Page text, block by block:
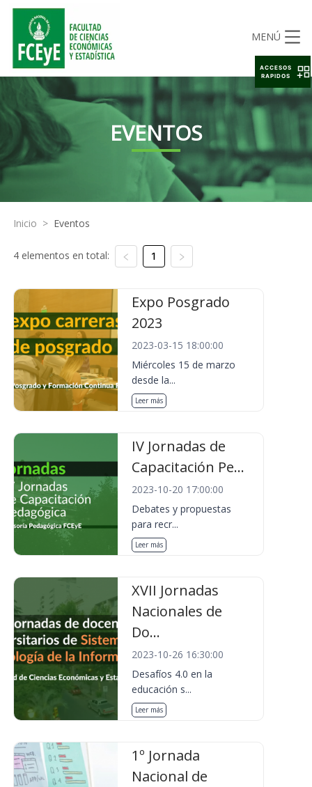
MENÚ
EVENTOS
Inicio > Eventos
4 elementos en total: 1
Expo Posgrado
2023
2023-03-15 18:00:00
Miércoles 15 de marzo
desde la...
Leer más
IV Jornadas de
Capacitación Pe...
2023-10-20 17:00:00
Debates y propuestas
para recr...
Leer más
XVII Jornadas
Nacionales de
Do...
2023-10-26 16:30:00
Desafíos 4.0 en la
educación s...
Leer más
1º Jornada
Nacional de
ACCESOS
RAPIDOS